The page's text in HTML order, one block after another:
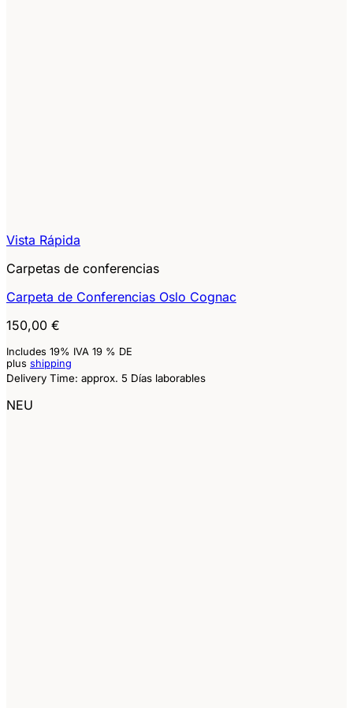
Vista Rápida
Carpetas de conferencias
Carpeta de Conferencias Oslo Cognac
150,00 €
Includes 19% IVA 19 % DE
plus shipping
Delivery Time: approx. 5 Días laborables
NEU